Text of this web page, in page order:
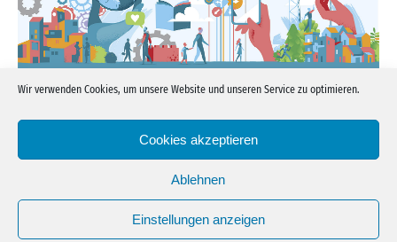
Wir verwenden Cookies, um unsere Website und unseren Service zu optimieren.
Cookies akzeptieren
Ablehnen
Einstellungen anzeigen
Folge uns
Mail